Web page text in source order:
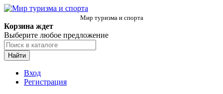
Мир туризма и спорта
Корзина ждет
Выберите любое предложение
Найти
Вход
Регистрация